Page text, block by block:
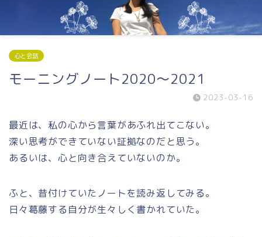
心と会話
モーニングノート2020～2021
2023-03-16
最近は、私の心から言葉があふれ出てこない。
深い思考ができていない証拠なのだと思う。
あるいは、心と向き合えていないのか。
ふと、昔付けていたノートを読み返してみる。
日々葛藤する自分が生々しく書かれていた。